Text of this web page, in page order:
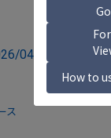
04/30/0709
ス